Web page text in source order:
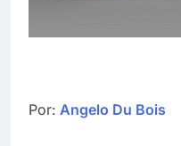
Por: Angelo Du Bois